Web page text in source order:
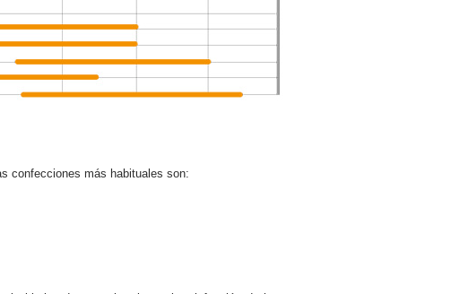
confecciones más habituales son: